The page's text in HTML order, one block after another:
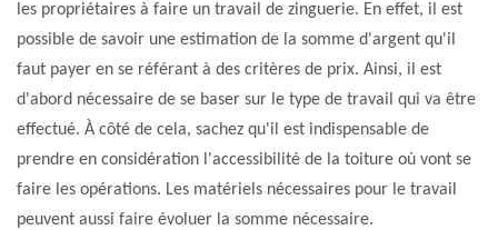
les propriétaires à faire un travail de zinguerie. En effet, il est
possible de savoir une estimation de la somme d'argent qu'il
faut payer en se référant à des critères de prix. Ainsi, il est
d'abord nécessaire de se baser sur le type de travail qui va être
effectué. À côté de cela, sachez qu'il est indispensable de
prendre en considération l'accessibilité de la toiture où vont se
faire les opérations. Les matériels nécessaires pour le travail
peuvent aussi faire évoluer la somme nécessaire.